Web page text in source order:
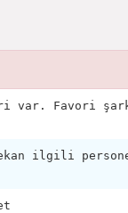
Favori
ilgili personel